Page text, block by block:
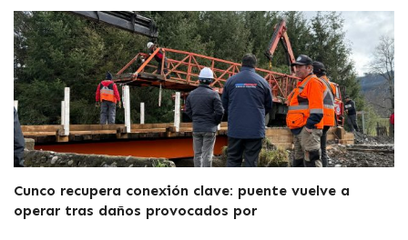
Cunco recupera conexión clave: puente vuelve a
operar tras daños provocados por